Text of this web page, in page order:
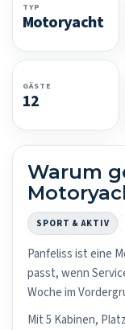
TYP
Motoryacht
GÄSTE
12
Warum
SPORT & AKTIV
Panfeliss ist eine
passt, wenn
Woche im
Mit 5 Kabinen,